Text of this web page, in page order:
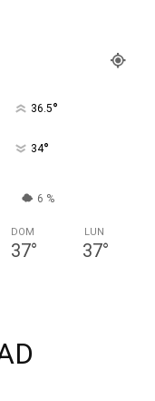
36.5°
34°
6 %
DOM
37°
LUN
37°